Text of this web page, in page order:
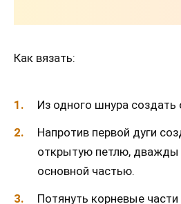
Как вязать:
Из одного шнура
Напротив первой дуги
открытую петлю, дважды
основной частью.
Потянуть корневые